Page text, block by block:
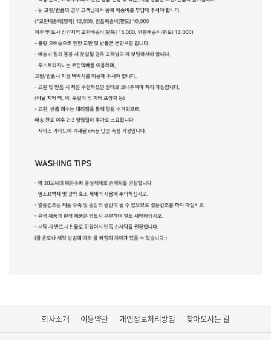
회사소개 이용약관 개인정보처리방침 찾아오시는 길